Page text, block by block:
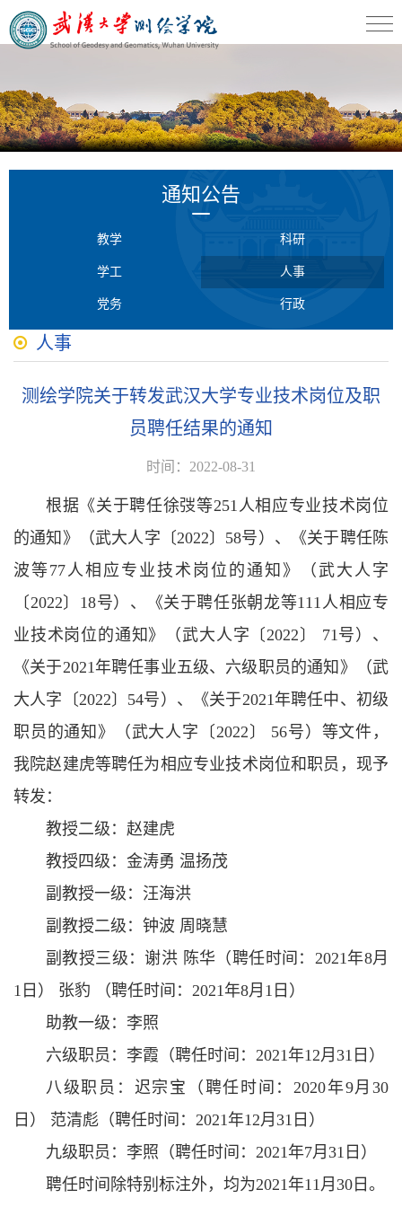
通知公告
教学 科研
学工 人事
党务 行政
人事
测绘学院关于转发武汉大学专业技术岗位及职
员聘任结果的通知
时间：2022-08-31
根据《关于聘任徐弢等251人相应专业技术岗位
的通知》（武大人字〔2022〕58号）、《关于聘任陈
波等77人相应专业技术岗位的通知》（武大人字
〔2022〕18号）、《关于聘任张朝龙等111人相应专
业技术岗位的通知》（武大人字〔2022〕 71号）、
《关于2021年聘任事业五级、六级职员的通知》（武
大人字〔2022〕54号）、《关于2021年聘任中、初级
职员的通知》（武大人字〔2022〕 56号）等文件，
我院赵建虎等聘任为相应专业技术岗位和职员，现予
转发：
教授二级：赵建虎
教授四级：金涛勇 温扬茂
副教授一级：汪海洪
副教授二级：钟波 周晓慧
副教授三级：谢洪 陈华（聘任时间：2021年8月
1日） 张豹 （聘任时间：2021年8月1日）
助教一级：李照
六级职员：李霞（聘任时间：2021年12月31日）
八级职员：迟宗宝（聘任时间：2020年9月30
日） 范清彪（聘任时间：2021年12月31日）
九级职员：李照（聘任时间：2021年7月31日）
聘任时间除特别标注外，均为2021年11月30日。